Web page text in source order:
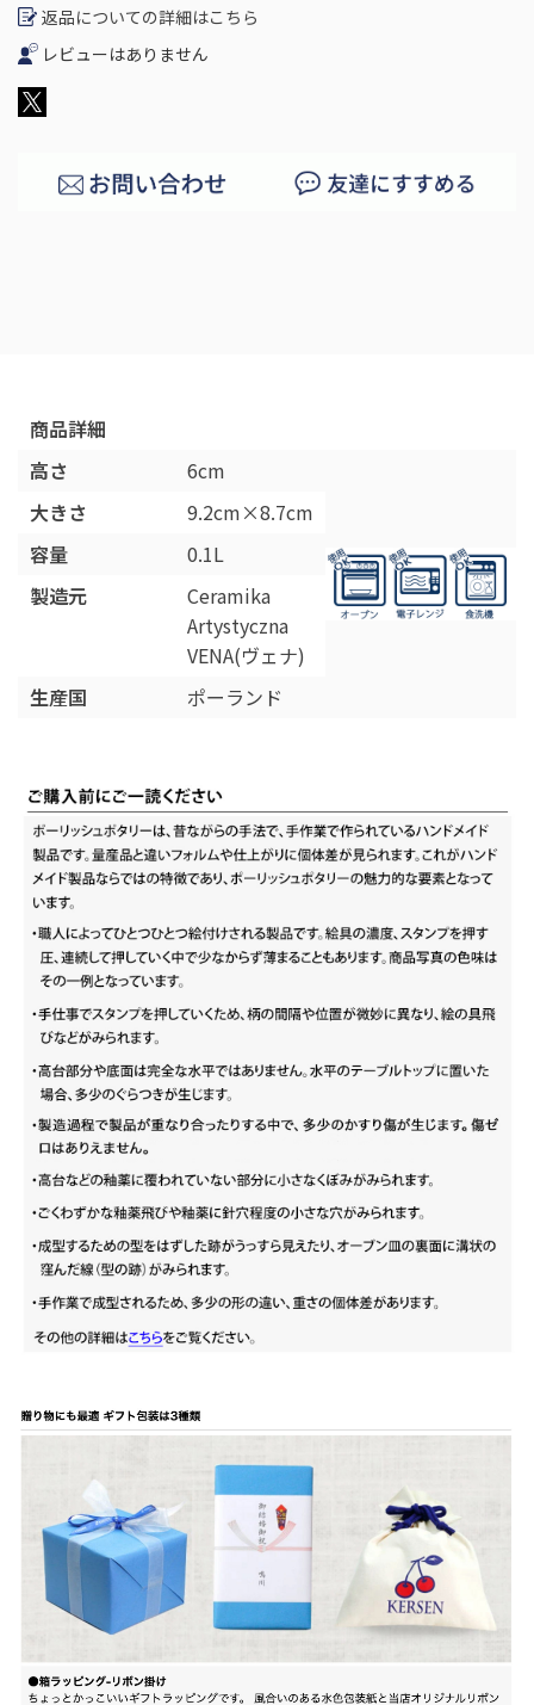
返品についての詳細はこちら
レビューはありません
商品詳細
高さ
6cm
大きさ
9.2cm×8.7cm
容量
0.1L
製造元
Ceramika
Artystyczna
VENA(ヴェナ)
生産国
ポーランド